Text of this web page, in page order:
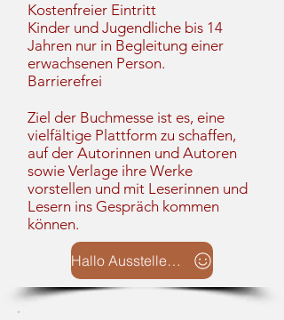
Kostenfreier Eintritt
Kinder und Jugendliche bis 14
Jahren nur in Begleitung einer
erwachsenen Person.
Barrierefrei
Ziel der Buchmesse ist es, eine
vielfältige Plattform zu schaffen,
auf der Autorinnen und Autoren
sowie Verlage ihre Werke
vorstellen und mit Leserinnen und
Lesern ins Gespräch kommen
können.
Hallo Aussteller Interessenten - hier klicken